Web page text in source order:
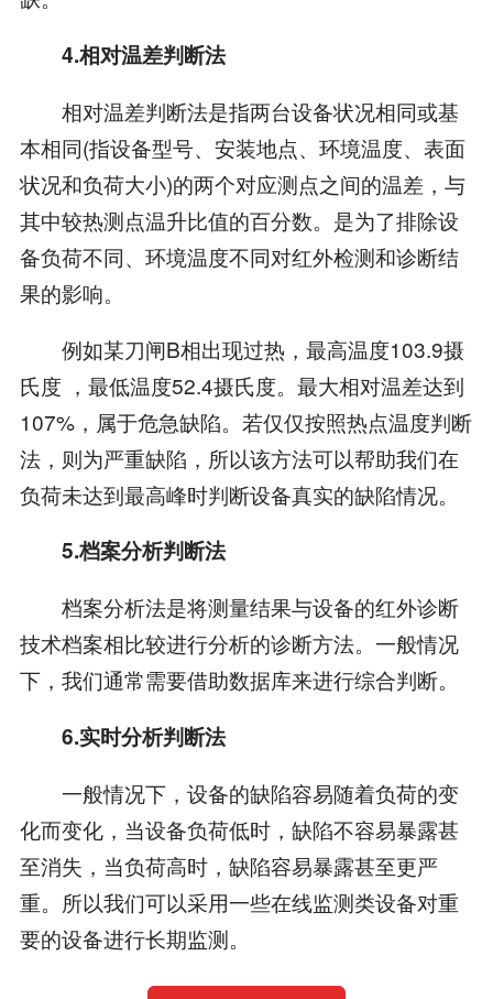
4.相对温差判断法
相对温差判断法是指两台设备状况相同或基
本相同(指设备型号、安装地点、环境温度、表面
状况和负荷大小)的两个对应测点之间的温差，与
其中较热测点温升比值的百分数。是为了排除设
备负荷不同、环境温度不同对红外检测和诊断结
果的影响。
例如某刀闸B相出现过热，最高温度103.9摄
氏度 ，最低温度52.4摄氏度。最大相对温差达到
107%，属于危急缺陷。若仅仅按照热点温度判断
法，则为严重缺陷，所以该方法可以帮助我们在
负荷未达到最高峰时判断设备真实的缺陷情况。
5.档案分析判断法
档案分析法是将测量结果与设备的红外诊断
技术档案相比较进行分析的诊断方法。一般情况
下，我们通常需要借助数据库来进行综合判断。
6.实时分析判断法
一般情况下，设备的缺陷容易随着负荷的变
化而变化，当设备负荷低时，缺陷不容易暴露甚
至消失，当负荷高时，缺陷容易暴露甚至更严
重。所以我们可以采用一些在线监测类设备对重
要的设备进行长期监测。